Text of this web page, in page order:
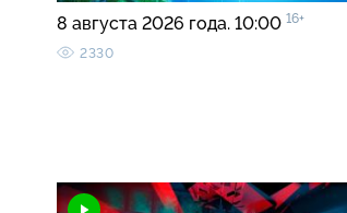
8 августа 2026 года. 10:00 16+
2330